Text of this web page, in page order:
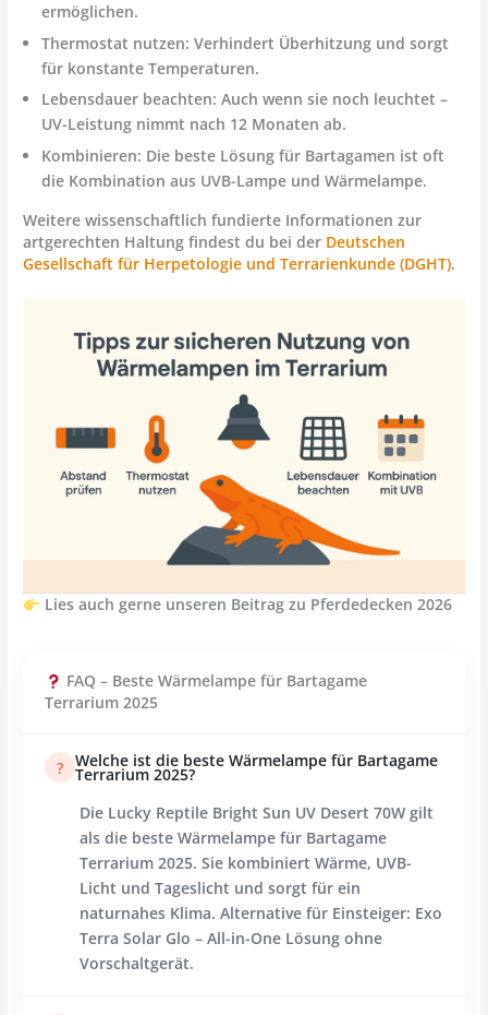
ermöglichen.
Thermostat nutzen: Verhindert Überhitzung und sorgt
für konstante Temperaturen.
Lebensdauer beachten: Auch wenn sie noch leuchtet –
UV-Leistung nimmt nach 12 Monaten ab.
Kombinieren: Die beste Lösung für Bartagamen ist oft
die Kombination aus UVB-Lampe und Wärmelampe.
Weitere wissenschaftlich fundierte Informationen zur
artgerechten Haltung findest du bei der Deutschen
Gesellschaft für Herpetologie und Terrarienkunde (DGHT).
Lies auch gerne unseren Beitrag zu Pferdedecken 2026
FAQ – Beste Wärmelampe für Bartagame
Terrarium 2025
? Welche ist die beste Wärmelampe für Bartagame
Terrarium 2025?
Die Lucky Reptile Bright Sun UV Desert 70W gilt
als die beste Wärmelampe für Bartagame
Terrarium 2025. Sie kombiniert Wärme, UVB-
Licht und Tageslicht und sorgt für ein
naturnahes Klima. Alternative für Einsteiger: Exo
Terra Solar Glo – All-in-One Lösung ohne
Vorschaltgerät.